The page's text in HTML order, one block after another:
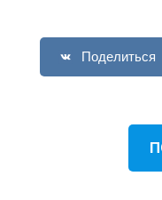
Поделиться